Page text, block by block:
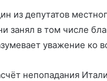
из депутатов
занял в том числе
уважение ко
непопадания